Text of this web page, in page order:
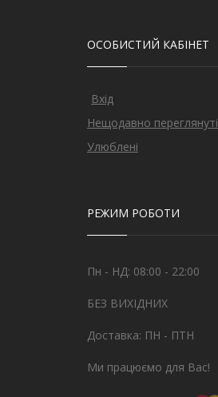
ОСОБИСТИЙ КАБІНЕТ
Вхід
Нещодавно переглянуті
Улюблені
РЕЖИМ РОБОТИ
Пн - НД: 08:00 - 22:00
БЕЗ ВИХІДНИХ
Доставка: ПН - ПТН
Ми працюємо для Вас!